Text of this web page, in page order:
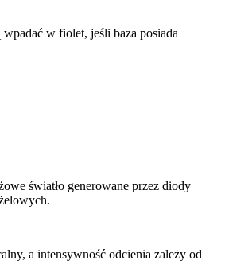
w fiolet, jeśli baza posiada
światło generowane przez diody
a intensywność odcienia zależy od